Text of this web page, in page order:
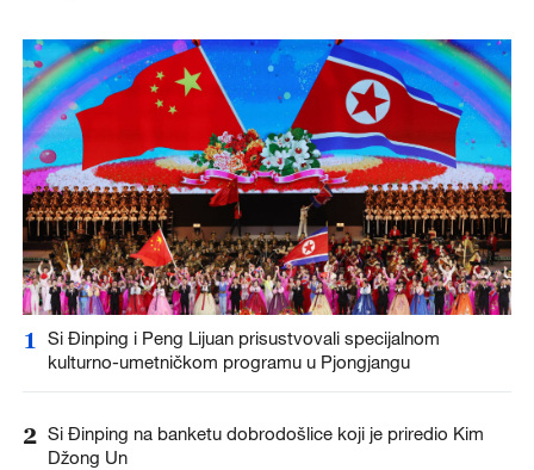
1
Si Đinping i Peng Lijuan prisustvovali specijalnom
kulturno-umetničkom programu u Pjongjangu
2 Si Đinping na banketu dobrodošlice koji je priredio Kim
Džong Un